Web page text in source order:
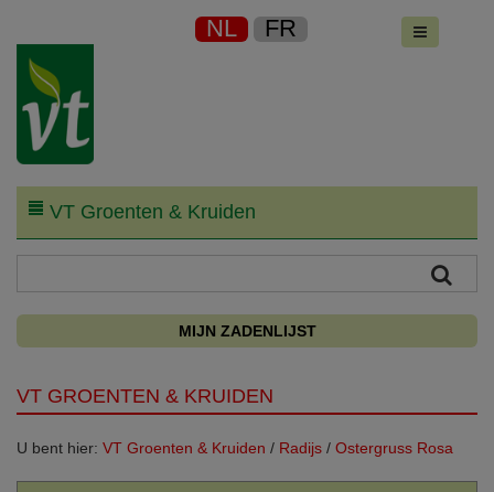
NL FR
VT Groenten & Kruiden
MIJN ZADENLIJST
VT GROENTEN & KRUIDEN
U bent hier: VT Groenten & Kruiden / Radijs / Ostergruss Rosa